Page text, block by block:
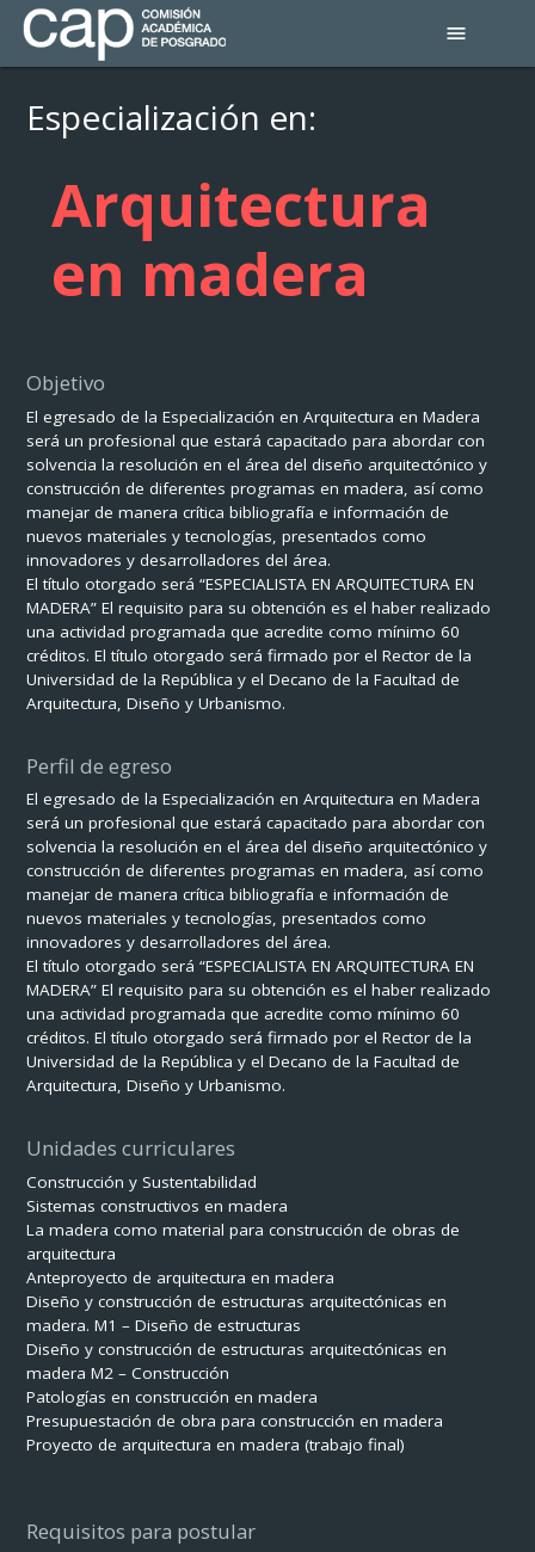
menu
Especialización en:
Arquitectura
en madera
Objetivo
El egresado de la Especialización en Arquitectura en Madera
será un profesional que estará capacitado para abordar con
solvencia la resolución en el área del diseño arquitectónico y
construcción de diferentes programas en madera, así como
manejar de manera crítica bibliografía e información de
nuevos materiales y tecnologías, presentados como
innovadores y desarrolladores del área.
El título otorgado será “ESPECIALISTA EN ARQUITECTURA EN
MADERA” El requisito para su obtención es el haber realizado
una actividad programada que acredite como mínimo 60
créditos. El título otorgado será firmado por el Rector de la
Universidad de la República y el Decano de la Facultad de
Arquitectura, Diseño y Urbanismo.
Perfil de egreso
El egresado de la Especialización en Arquitectura en Madera
será un profesional que estará capacitado para abordar con
solvencia la resolución en el área del diseño arquitectónico y
construcción de diferentes programas en madera, así como
manejar de manera crítica bibliografía e información de
nuevos materiales y tecnologías, presentados como
innovadores y desarrolladores del área.
El título otorgado será “ESPECIALISTA EN ARQUITECTURA EN
MADERA” El requisito para su obtención es el haber realizado
una actividad programada que acredite como mínimo 60
créditos. El título otorgado será firmado por el Rector de la
Universidad de la República y el Decano de la Facultad de
Arquitectura, Diseño y Urbanismo.
Unidades curriculares
Construcción y Sustentabilidad
Sistemas constructivos en madera
La madera como material para construcción de obras de
arquitectura
Anteproyecto de arquitectura en madera
Diseño y construcción de estructuras arquitectónicas en
madera. M1 – Diseño de estructuras
Diseño y construcción de estructuras arquitectónicas en
madera M2 – Construcción
Patologías en construcción en madera
Presupuestación de obra para construcción en madera
Proyecto de arquitectura en madera (trabajo final)
Requisitos para postular